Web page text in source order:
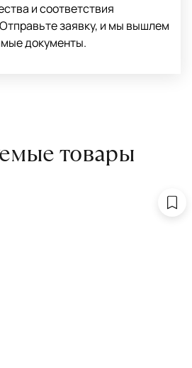
и соответствия
заявку, и мы вышлем
документы.
товары